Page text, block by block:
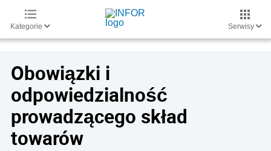
Kategorie Serwisy
Obowiązki i
odpowiedzialność
prowadzącego skład
towarów